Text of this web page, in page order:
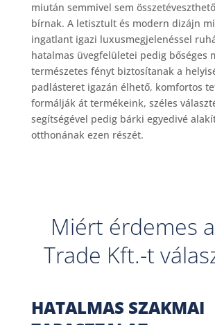
miután semmivel sem
bírnak. A letisztult és modern dizájn
ingatlant igazi luxusmegjelenéssel
hatalmas üvegfelületei pedig bőséges
természetes fényt biztosítanak a
padlásteret igazán élhető, komfortos
formálják át termékeink, széles
segítségével pedig bárki egyedivé
otthonának ezen részét.
Miért érdemes
Trade Kft.-t
HATALMAS SZAKMAI